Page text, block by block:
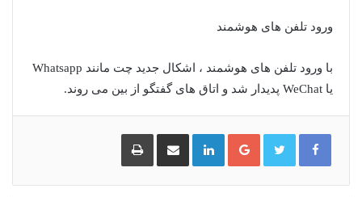
ورود تلفن های هوشمند
با ورود تلفن های هوشمند ، اشکال جدید چت مانند Whatsapp
یا WeChat پدیدار شد و اتاق های گفتگو از بین می روند.
گوگل
پلاس
لینکدین اشتراک
گذاری
ایمیل
چاپ